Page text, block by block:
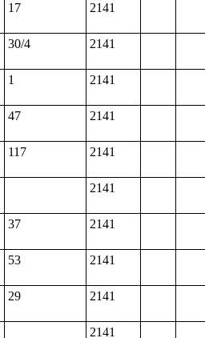
17 2141
30/4 2141
1 2141
47 2141
117 2141
2141
37 2141
53 2141
29 2141
2141